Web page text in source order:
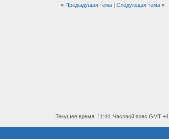
« Предыдущая тема| Следующая тема »
Текущее время: 11:44. Часовой пояс GMT +4.